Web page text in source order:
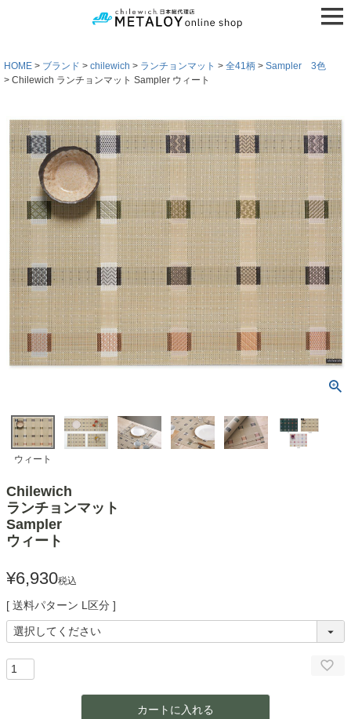
HOME ブランド chilewich ランチョンマット 全41柄
Sampler 3色
Chilewich ランチョンマット Sampler ウィート
ウィート
Chilewich
ランチョンマット
Sampler
ウィート
¥6,930税込
送料パターン L区分
カートに入れる
検索